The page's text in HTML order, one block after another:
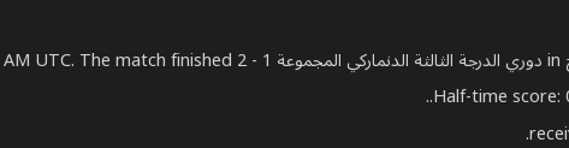
Half-time score: